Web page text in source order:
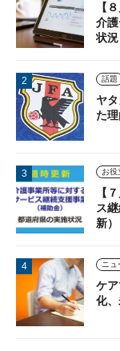
【
介
状況
話題
ヤ
た
【
ス
新）
ニュ
ケ
化